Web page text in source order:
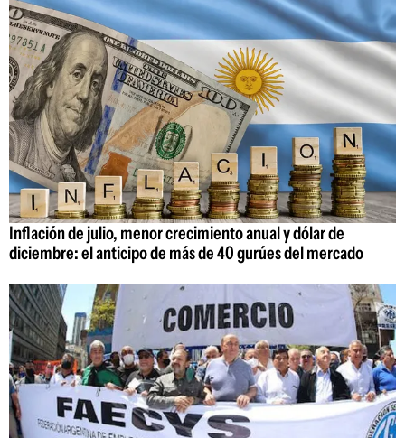
Inflación de julio, menor crecimiento anual y dólar de
diciembre: el anticipo de más de 40 gurúes del mercado